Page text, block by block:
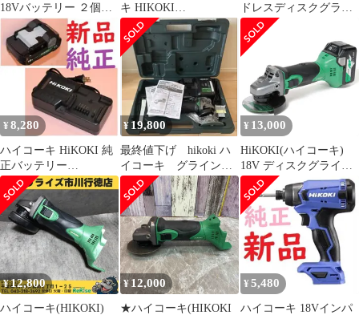
18Vバッテリー ２個
BSL1820M 新品 純正品
キ HIKOKI
G18DSL2XPZ コードレ
スディスクグラインダ
BSL36A18Xバッテリ×1
充電器付【中古】【新
古品】
ドレスディスクグライ
ンダ 本体 ジャンク品
¥ 8,280
ハイコーキ HiKOKI 純
正バッテリー
BSL1820Mと充電器
UC18YKSL
¥ 19,800
最終値下げ hikoki ハ
イコーキ グラインダ
ー G18DSL2 セット品
¥ 13,000
HiKOKI(ハイコーキ)
18V ディスクグライン
ダ G18DSL2 トイシ径
100mm シンプルモデル
バッテリー・充電器・
ケース別売り
G18DSL2(NN)
¥12,800
ハイコーキ(HIKOKI)
¥ 12,000
★ハイコーキ(HIKOKI
¥ 5,480
ハイコーキ 18Vインパ